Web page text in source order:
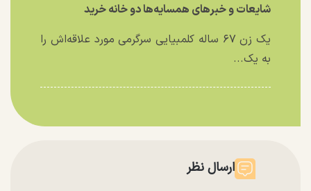
شایعات و خبر‌های همسایه‌ها دو خانه خرید
یک زن ۶۷ ساله کلمبیایی سرگرمی مورد علاقه‌اش را
به یک...
ارسال نظر